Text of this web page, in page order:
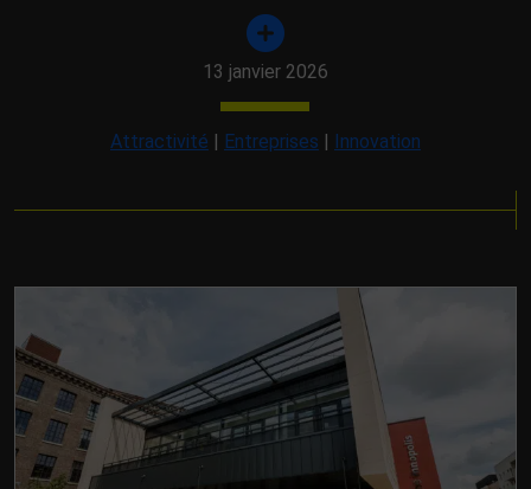
13 janvier 2026
Attractivité Entreprises Innovation